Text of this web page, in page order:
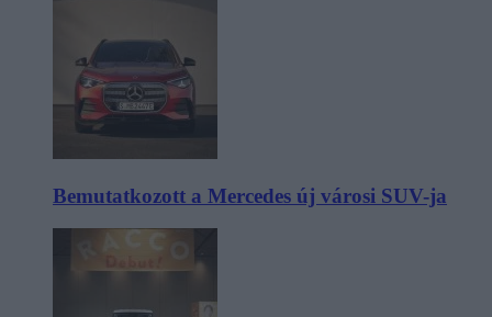
Bemutatkozott a Mercedes új városi SUV-ja